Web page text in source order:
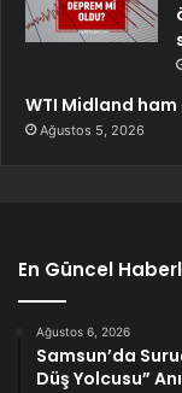
WTI Midland
Ağustos 5, 2026
En Güncel
Ağustos 6, 2026
Samsun’da
Düş Yolcusu”